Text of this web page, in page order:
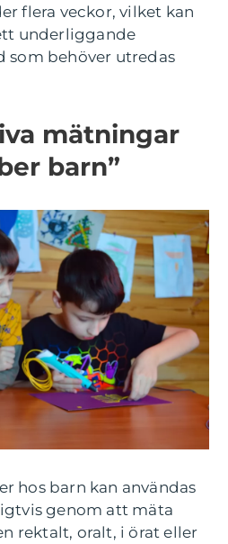
flera veckor, vilket kan
underliggande
behöver utredas
mätningar
barn”
hos barn kan användas
genom att mäta
rektalt, oralt, i örat eller